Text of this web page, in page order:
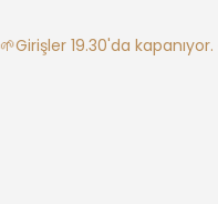
🌱Girişler 19.30'da kapanıyor.